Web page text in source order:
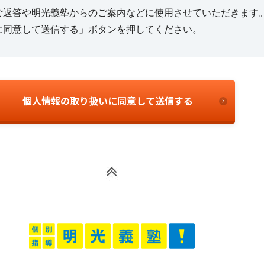
答や明光義塾からのご案内などに使用させていただきます。
意して送信する」ボタンを押してください。
個人情報の取り扱いに同意して送信する